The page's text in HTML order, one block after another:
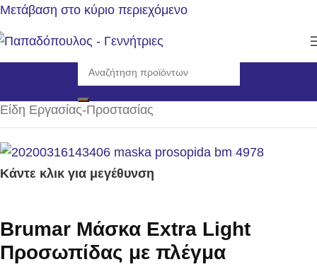
Μετάβαση στο κύριο περιεχόμενο
Αρχική σελίδα/Αναλώσιμα - Ανταλλακτικά/
Είδη Εργασίας-Προστασίας
Κάντε κλικ για μεγέθυνση
Brumar Μάσκα Extra Light
Προσωπίδας με πλέγμα